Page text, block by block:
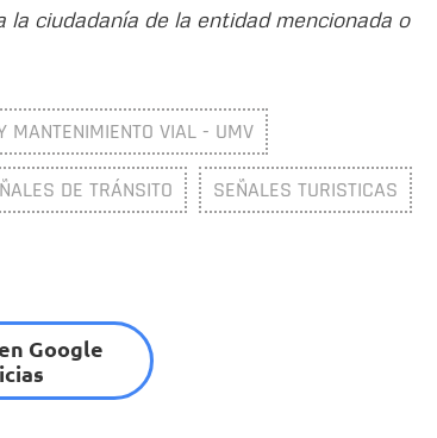
la ciudadanía de la entidad mencionada o
MANTENIMIENTO VIAL - UMV
DE TRÁNSITO SEÑALES TURISTICAS
Google